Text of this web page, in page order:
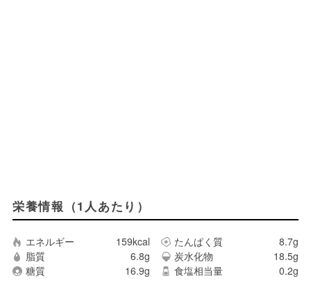
栄養情報（1人あたり）
エネルギー 159kcal たんぱく質
8.7g
脂質
6.8g 炭水化物
18.5g
糖質
16.9g 食塩相当量 0.2g